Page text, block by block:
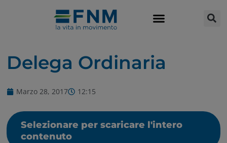
Delega Ordinaria
Marzo 28, 2017 12:15
Selezionare per scaricare l'intero
contenuto